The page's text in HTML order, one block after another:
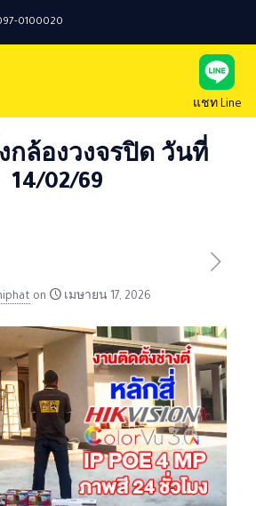
0100020
แชท Line
กล้องวงจรปิด วันที่
14/02/69
on เมษายน 17, 2026